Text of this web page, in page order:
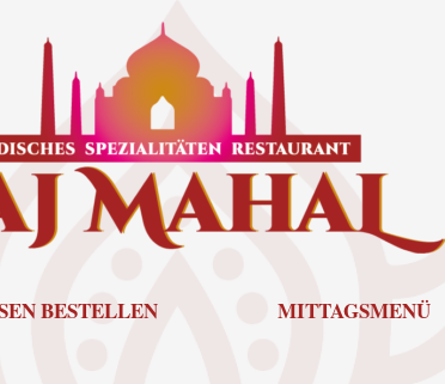
BESTELLEN MITTAGSMENÜ